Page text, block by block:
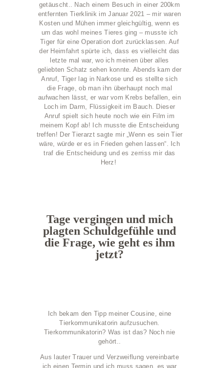
getäuscht.. Nach einem Besuch in einer 200km
entfernten Tierklinik im Januar 2021 – mir waren
Kosten und Mühen immer gleichgültig, wenn es
um das wohl meines Tieres ging – musste ich
Tiger für eine Operation dort zurücklassen. Auf
der Heimfahrt spürte ich, dass es vielleicht das
letzte mal war, wo ich meinen über alles
geliebten Schatz sehen konnte. Abends kam der
Anruf, Tiger lag in Narkose und es stellte sich
die Frage, ob man ihn überhaupt noch mal
aufwachen lässt, er war vom Krebs befallen, ein
Loch im Darm, Flüssigkeit im Bauch. Dieser
Anruf spielt sich heute noch wie ein Film im
meinem Kopf ab! Ich musste die Entscheidung
treffen! Der Tierarzt sagte mir „Wenn es sein Tier
wäre, würde er es in Frieden gehen lassen“. Ich
traf die Entscheidung und es zerriss mir das
Herz!
Tage vergingen und mich
plagten Schuldgefühle und
die Frage, wie geht es ihm
jetzt?
Ich bekam den Tipp meiner Cousine, eine
Tierkommunikatorin aufzusuchen.
Tierkommunikatorin? Was ist das? Noch nie
gehört..
Aus lauter Trauer und Verzweiflung vereinbarte
ich einen Termin und ich muss sagen, es war